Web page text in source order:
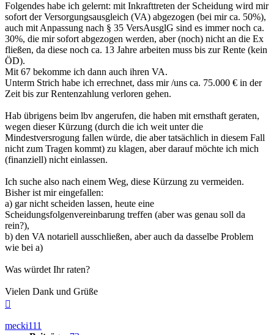
Folgendes habe ich gelernt: mit Inkrafttreten der Scheidung wird mir
sofort der Versorgungsausgleich (VA) abgezogen (bei mir ca. 50%),
auch mit Anpassung nach § 35 VersAusglG sind es immer noch ca.
30%, die mir sofort abgezogen werden, aber (noch) nicht an die Ex
fließen, da diese noch ca. 13 Jahre arbeiten muss bis zur Rente (kein
ÖD).
Mit 67 bekomme ich dann auch ihren VA.
Unterm Strich habe ich errechnet, dass mir /uns ca. 75.000 € in der
Zeit bis zur Rentenzahlung verloren gehen.
Hab übrigens beim lbv angerufen, die haben mit ernsthaft geraten,
wegen dieser Kürzung (durch die ich weit unter die
Mindestversrogung fallen würde, die aber tatsächlich in diesem Fall
nicht zum Tragen kommt) zu klagen, aber darauf möchte ich mich
(finanziell) nicht einlassen.
Ich suche also nach einem Weg, diese Kürzung zu vermeiden.
Bisher ist mir eingefallen:
a) gar nicht scheiden lassen, heute eine
Scheidungsfolgenvereinbarung treffen (aber was genau soll da
rein?),
b) den VA notariell ausschließen, aber auch da dasselbe Problem
wie bei a)
Was würdet Ihr raten?
Vielen Dank und Grüße
mecki111